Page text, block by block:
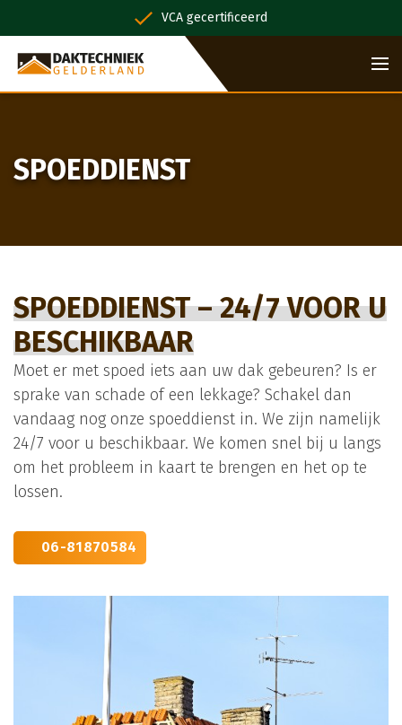
VCA gecertificeerd
SPOEDDIENST
SPOEDDIENST – 24/7 VOOR U
BESCHIKBAAR
Moet er met spoed iets aan uw dak gebeuren? Is er
sprake van schade of een lekkage? Schakel dan
vandaag nog onze spoeddienst in. We zijn namelijk
24/7 voor u beschikbaar. We komen snel bij u langs
om het probleem in kaart te brengen en het op te
lossen.
06-81870584